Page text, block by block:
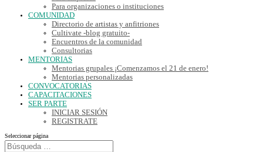
Para organizaciones o instituciones
COMUNIDAD
Directorio de artistas y anfitriones
Cultivate -blog gratuito-
Encuentros de la comunidad
Consultorias
MENTORIAS
Mentorias grupales ¡Comenzamos el 21 de enero!
Mentorias personalizadas
CONVOCATORIAS
CAPACITACIONES
SER PARTE
INICIAR SESIÓN
REGISTRATE
Seleccionar página